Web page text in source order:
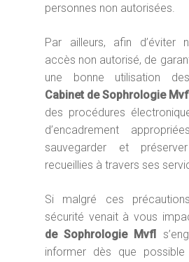
personnes non autorisées.
Par ailleurs, afin d’éviter
accès non autorisé, de
une bonne utilisation
Cabinet de Sophrologie
des procédures
d’encadrement
sauvegarder et
recueillies à travers ses
Si malgré ces
sécurité venait à vous
de Sophrologie Mvfl
informer dès que